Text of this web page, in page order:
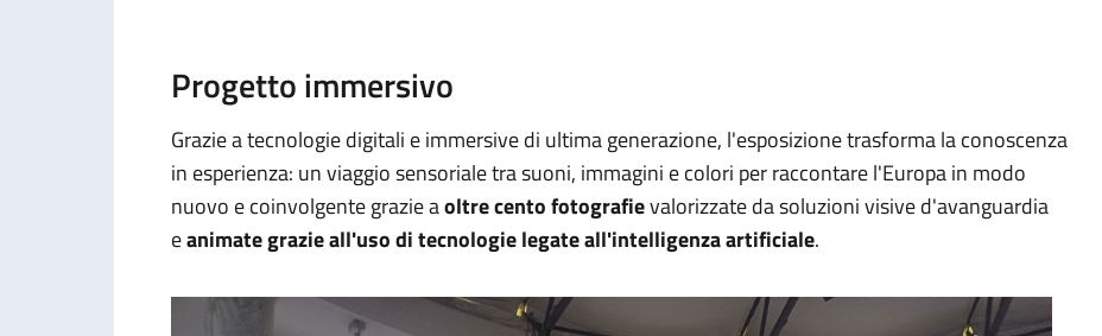
Progetto immersivo
Grazie a tecnologie digitali e immersive di ultima generazione, l'esposizione trasforma la conoscenza
in esperienza: un viaggio sensoriale tra suoni, immagini e colori per raccontare l'Europa in modo
nuovo e coinvolgente grazie aoltre cento fotografievalorizzate da soluzioni visive d'avanguardia
eanimate grazie all'uso di tecnologie legate all'intelligenza artificiale.